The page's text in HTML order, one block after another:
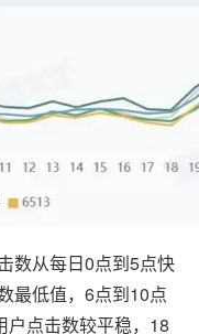
数从每日0点到5点快
最低值，6点到10点
户点击数较平稳，18